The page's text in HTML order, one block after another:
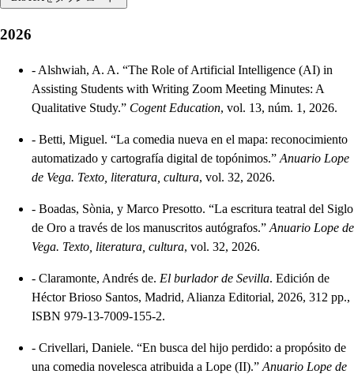
2026
- Alshwiah, A. A. “The Role of Artificial Intelligence (AI) in
Assisting Students with Writing Zoom Meeting Minutes: A
Qualitative Study.” Cogent Education, vol. 13, núm. 1, 2026.
- Betti, Miguel. “La comedia nueva en el mapa: reconocimiento
automatizado y cartografía digital de topónimos.” Anuario Lope
de Vega. Texto, literatura, cultura, vol. 32, 2026.
- Boadas, Sònia, y Marco Presotto. “La escritura teatral del Siglo
de Oro a través de los manuscritos autógrafos.” Anuario Lope de
Vega. Texto, literatura, cultura, vol. 32, 2026.
- Claramonte, Andrés de. El burlador de Sevilla. Edición de
Héctor Brioso Santos, Madrid, Alianza Editorial, 2026, 312 pp.,
ISBN 979-13-7009-155-2.
- Crivellari, Daniele. “En busca del hijo perdido: a propósito de
una comedia novelesca atribuida a Lope (II).” Anuario Lope de